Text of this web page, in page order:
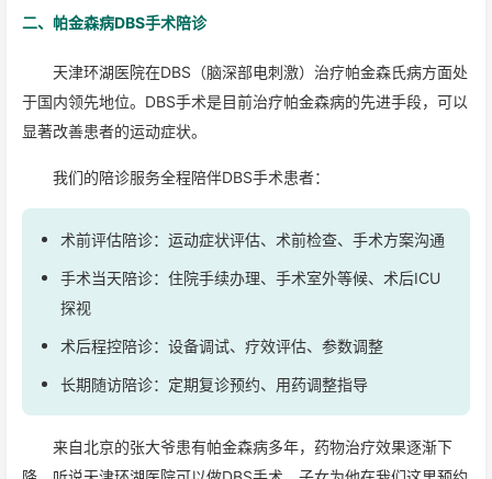
二、帕金森病DBS手术陪诊
天津环湖医院在DBS（脑深部电刺激）治疗帕金森氏病方面处
于国内领先地位。DBS手术是目前治疗帕金森病的先进手段，可以
显著改善患者的运动症状。
我们的陪诊服务全程陪伴DBS手术患者：
术前评估陪诊：运动症状评估、术前检查、手术方案沟通
手术当天陪诊：住院手续办理、手术室外等候、术后ICU
探视
术后程控陪诊：设备调试、疗效评估、参数调整
长期随访陪诊：定期复诊预约、用药调整指导
来自北京的张大爷患有帕金森病多年，药物治疗效果逐渐下